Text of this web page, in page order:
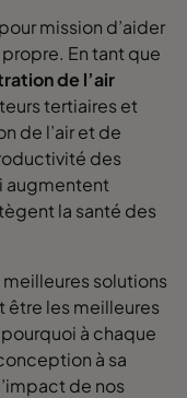
F7
F7
F7
F7
F7
mission d’aider
En tant que
de l’air
tertiaires et
de l’air et de
des
augmentent
la santé des
solutions
être les meilleures
à chaque
à sa
de nos